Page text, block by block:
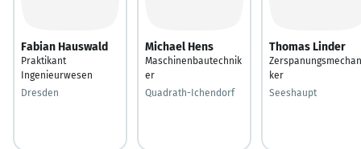
Fabian Hauswald
Praktikant
Ingenieurwesen
Dresden
Michael Hens
Maschinenbautechnik
er
Quadrath-Ichendorf
Thomas Linder
ker
Seeshaupt